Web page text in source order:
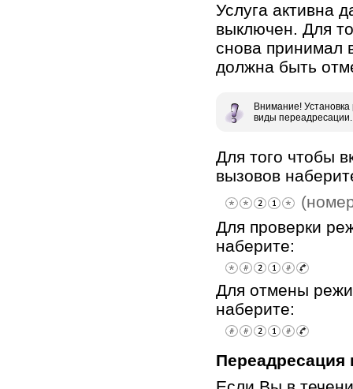
Услуга активна
выключен. Для
снова принимал
должна быть
Внимание!
виды переадресации.
Для того чтобы
вызовов
Для проверки
наберите:
Для отмены
наберите:
Переадресация